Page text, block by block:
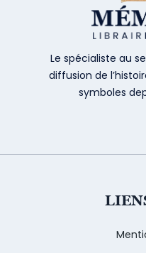
Le spécialiste au
diffusion de
symboles